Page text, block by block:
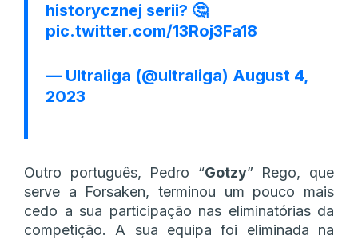
historycznej serii? 🤔
pic.twitter.com/13Roj3Fa18
— Ultraliga (@ultraliga) August 4,
2023
Outro português, Pedro “Gotzy” Rego, que
serve a Forsaken, terminou um pouco mais
cedo a sua participação nas eliminatórias da
competição. A sua equipa foi eliminada na